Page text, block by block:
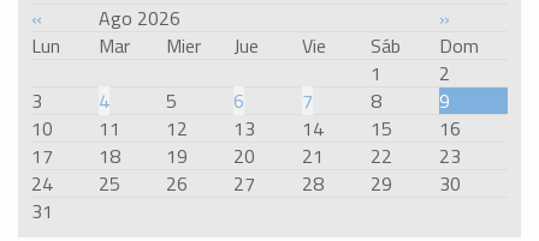
« Ago 2026
»
Lun
Mar Mier Jue Vie Sáb
Dom
1
2
3
4 5 6 7 8
9
10
11 12 13 14 15
16
17
18 19 20 21 22
23
24
25 26 27 28 29
30
31